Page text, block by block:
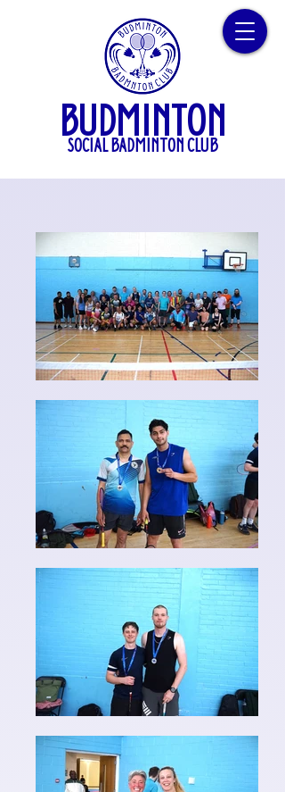
BUDMINTON
SOCIAL BADMINTON CLUB